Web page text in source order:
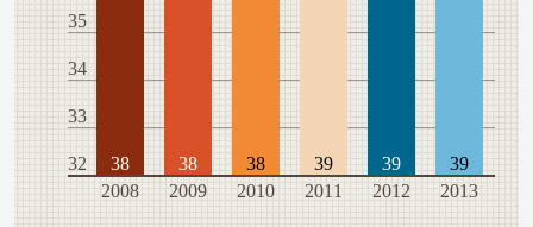
35
34
33
32
2008
2009 2010 2011 2012 2013
38 38 38 39 39 39